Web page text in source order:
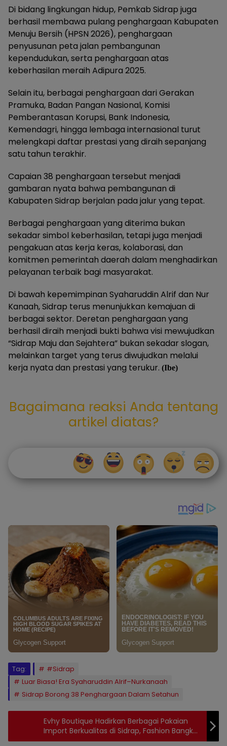
Di bidang lingkungan hidup, Pemkab Sidrap juga
berhasil membawa pulang penghargaan Kabupaten
Menuju Bersih (HPSN 2026), penghargaan
penyusunan peta jalan pembangunan
kependudukan, serta penghargaan atas
keberhasilan meraih Adipura 2025.
Selain itu, berbagai penghargaan dari Gerakan
Pramuka, Badan Pangan Nasional, Komisi
Pemberantasan Korupsi, Bank Indonesia,
Kemendagri, hingga lembaga internasional turut
melengkapi daftar prestasi yang diraih sepanjang
satu tahun terakhir.
Capaian 38 penghargaan tersebut menjadi
gambaran nyata bahwa pembangunan di
Kabupaten Sidrap berjalan pada jalur yang tepat.
Berbagai penghargaan yang diterima bukan
sekadar simbol keberhasilan, tetapi juga menjadi
pengakuan atas kerja keras, kolaborasi, dan
komitmen pemerintah daerah dalam menghadirkan
pelayanan terbaik bagi masyarakat.
Di bawah kepemimpinan Syaharuddin Alrif dan Nur
Kanaah, Sidrap terus menunjukkan kemajuan di
berbagai sektor. Deretan penghargaan yang
berhasil diraih menjadi bukti bahwa visi mewujudkan
“Sidrap Maju dan Sejahtera” bukan sekadar slogan,
melainkan target yang terus diwujudkan melalui
kerja nyata dan prestasi yang terukur. (Ibe)
Bagaimana reaksi Anda tentang
artikel diatas?
Tag:
#Sidrap
Luar Biasa! Era Syaharuddin Alrif–Nurkanaah
Sidrap Borong 38 Penghargaan Dalam Setahun
Evhy Boutique Hadirkan Berbagai Pakaian
Import Berkualitas di Sidrap, Fashion Bangkok
dan Cina